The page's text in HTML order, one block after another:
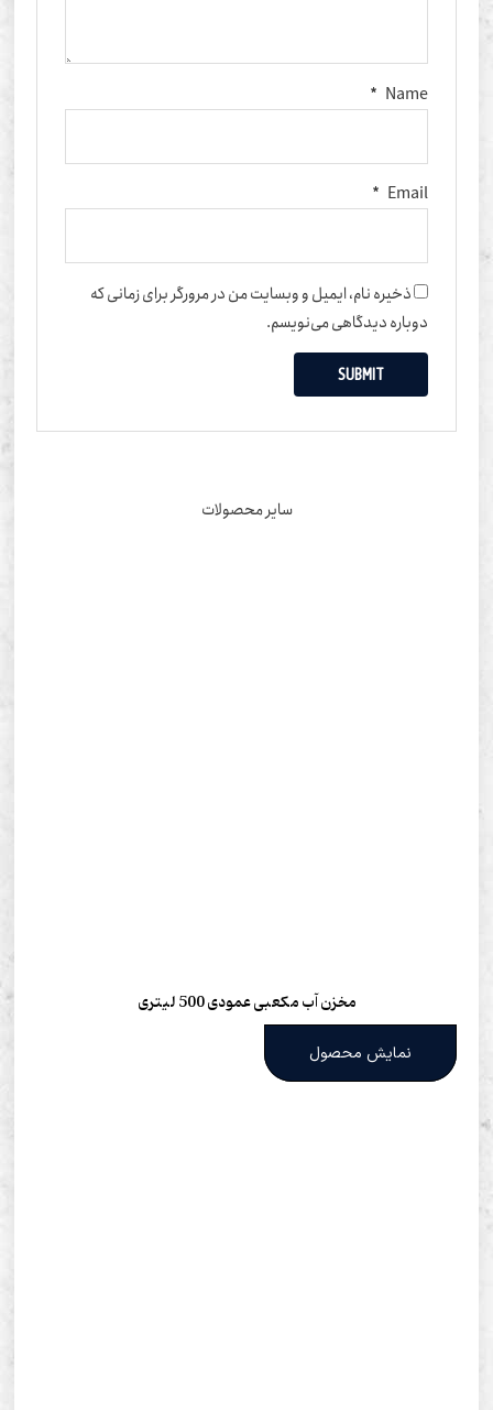
*
*
ذخیره نام، ایمیل و وبسایت من در مرورگر برای زمانی که
دوباره دیدگاهی می‌نویسم.
سایر محصولات
مخزن آب مکعبی عمودی 500 لیتری
نمایش محصول